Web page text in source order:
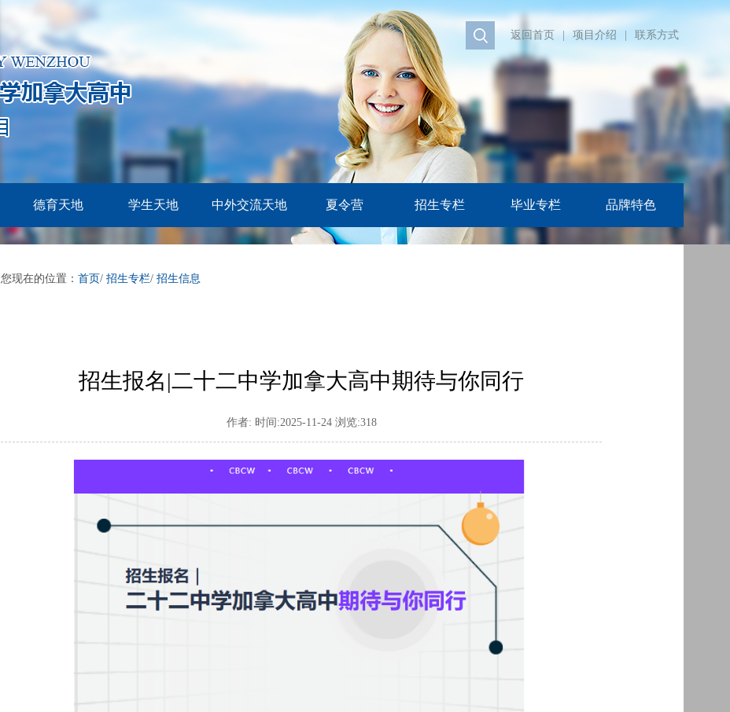
返回首页 | 项目介绍 联系方式
德育天地 学生天地 中外交流天地 夏令营 招生专栏 毕业专栏 品牌特色
您现在的位置： 首页/ 招生专栏/ 招生信息
招生报名|二十二中学加拿大高中期待与你同行
作者: 时间:2025-11-24 浏览:318